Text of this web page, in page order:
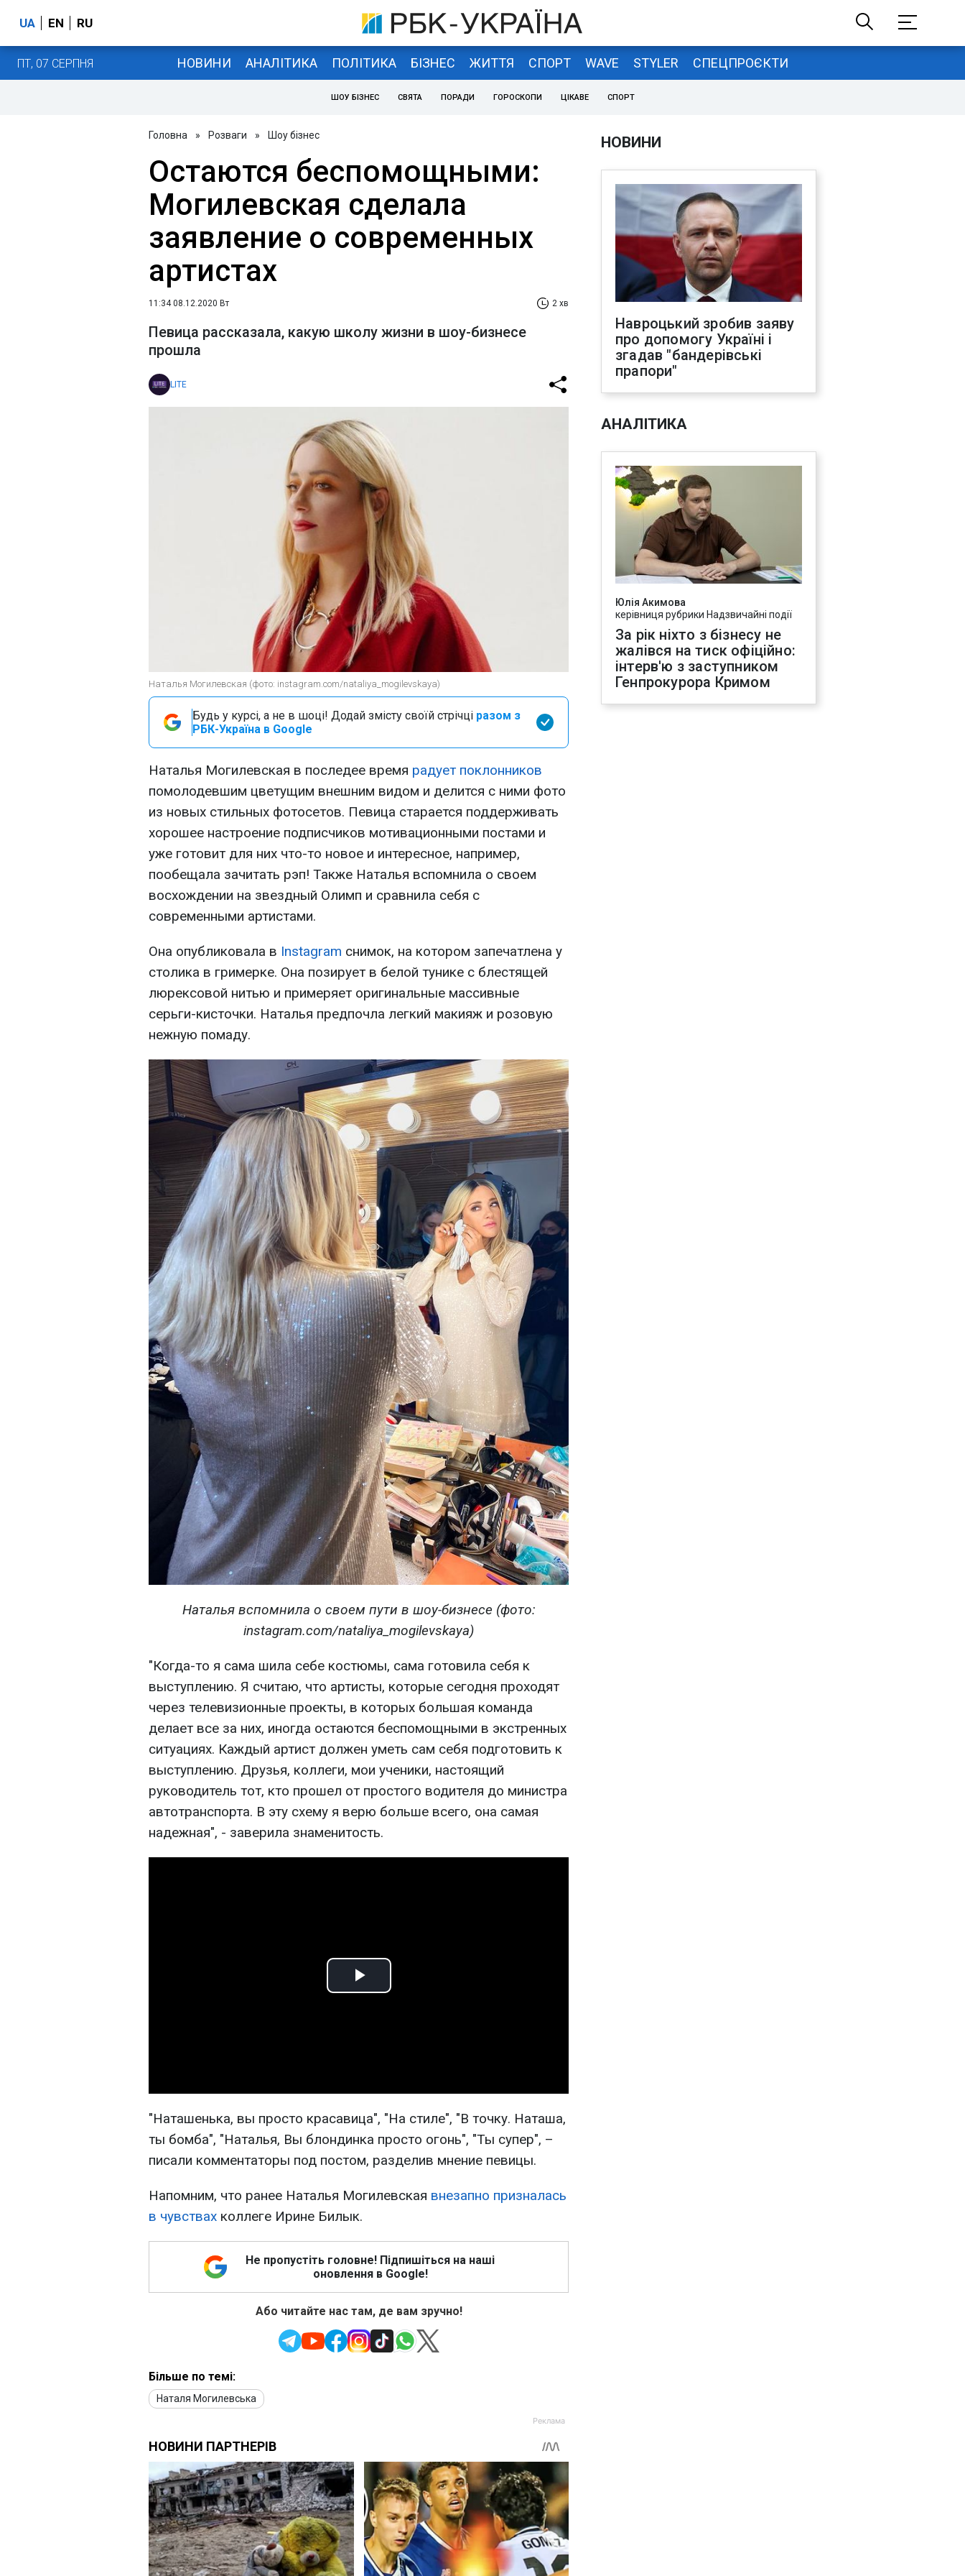
UA EN RU
ПТ, 07 СЕРПНЯ НОВИНИ АНАЛІТИКА ПОЛІТИКА БІЗНЕС ЖИТТЯ СПОРТ WAVE STYLER СПЕЦПРОЄКТИ
ШОУ БІЗНЕС СВЯТА ПОРАДИ ГОРОСКОПИ ЦІКАВЕ СПОРТ
Головна » Розваги » Шоу бізнес
Остаются беспомощными:
Могилевская сделала
заявление о современных
артистах
11:34 08.12.2020 Вт 2 хв
Певица рассказала, какую школу жизни в шоу-бизнесе
прошла
LITE
Наталья Могилевская (фото: instagram.com/nataliya_mogilevskaya)
Будь у курсі, а не в шоці! Додай змісту своїй стрічці разом з
РБК-Україна в Google
Наталья Могилевская в последее время радует поклонников
помолодевшим цветущим внешним видом и делится с ними фото
из новых стильных фотосетов. Певица старается поддерживать
хорошее настроение подписчиков мотивационными постами и
уже готовит для них что-то новое и интересное, например,
пообещала зачитать рэп! Также Наталья вспомнила о своем
восхождении на звездный Олимп и сравнила себя с
современными артистами.
Она опубликовала в Instagram снимок, на котором запечатлена у
столика в гримерке. Она позирует в белой тунике с блестящей
люрексовой нитью и примеряет оригинальные массивные
серьги-кисточки. Наталья предпочла легкий макияж и розовую
нежную помаду.
Наталья вспомнила о своем пути в шоу-бизнесе (фото:
instagram.com/nataliya_mogilevskaya)
"Когда-то я сама шила себе костюмы, сама готовила себя к
выступлению. Я считаю, что артисты, которые сегодня проходят
через телевизионные проекты, в которых большая команда
делает все за них, иногда остаются беспомощными в экстренных
ситуациях. Каждый артист должен уметь сам себя подготовить к
выступлению. Друзья, коллеги, мои ученики, настоящий
руководитель тот, кто прошел от простого водителя до министра
автотранспорта. В эту схему я верю больше всего, она самая
надежная", - заверила знаменитость.
Play
"Наташенька, вы просто красавица", "На стиле", "В точку. Наташа,
ты бомба", "Наталья, Вы блондинка просто огонь", "Ты супер", –
писали комментаторы под постом, разделив мнение певицы.
Напомним, что ранее Наталья Могилевская внезапно призналась
в чувствах коллеге Ирине Билык.
Не пропустіть головне! Підпишіться на наші
оновлення в Google!
Або читайте нас там, де вам зручно!
Більше по темі:
Наталя Могилевська
НОВИНИ
Навроцький зробив заяву
про допомогу Україні і
згадав "бандерівські
прапори"
АНАЛІТИКА
Юлія Акимова
керівниця рубрики Надзвичайні події
За рік ніхто з бізнесу не
жалівся на тиск офіційно:
інтерв'ю з заступником
Генпрокурора Кримом